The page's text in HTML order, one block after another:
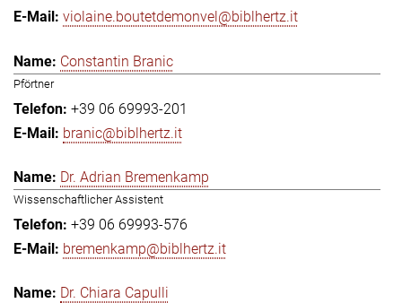
violaine.boutetdemonvel@biblhertz.it
Constantin Branic
Pförtner
+39 06 69993-201
branic@biblhertz.it
Dr. Adrian Bremenkamp
Wissenschaftlicher Assistent
+39 06 69993-576
bremenkamp@biblhertz.it
Dr. Chiara Capulli